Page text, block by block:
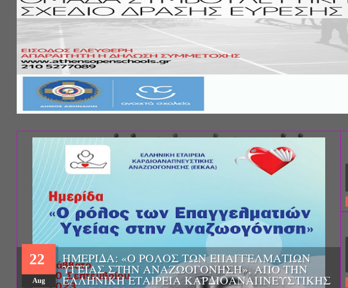
ΔΩΡΕΑΝ ΠΡΟΓΡΑΜΜΑ ΜΕΤΑΠΤΥΧΙΑΚΩΝ
ΣΠΟΥΔΩΝ «ΔΗΜΟΣΙΑ ΥΓΕΙΑ ΚΑΙ ΠΟΛΙΤΙΚΗ
ΥΓΕΙΑΣ», ΑΠΟ ΤΟ ΤΜΗΜΑ ΙΑΤΡΙΚΗΣ ΤΟΥ ΑΠΘ
22
Aug